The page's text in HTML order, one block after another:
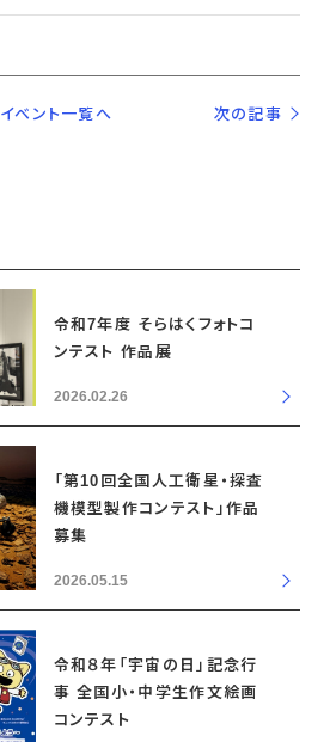
イベント一覧へ 次の記事
令和7年度 そらはくフォトコ
ンテスト 作品展
2026.02.26
「第10回全国人工衛星・探査
機模型製作コンテスト」作品
募集
2026.05.15
令和８年「宇宙の日」記念行
事 全国小・中学生作文絵画
コンテスト